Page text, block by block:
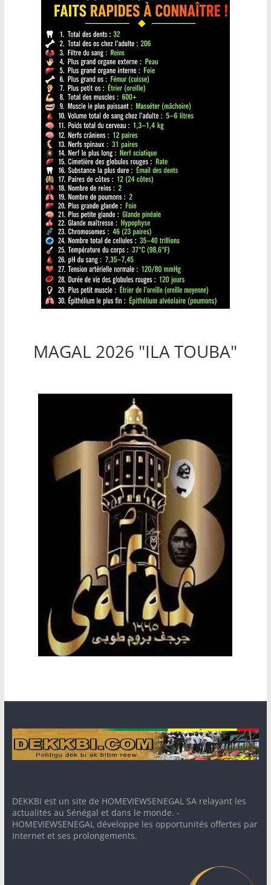
MAGAL 2026 "ILA TOUBA"
DEKKBI est un site de HOMEVIEWSENEGAL SA relayant les
actualités au Sénégal et dans le monde. -
HOMEVIEWSENEGAL développe les opportunités offertes par
Internet et ses prolongements.